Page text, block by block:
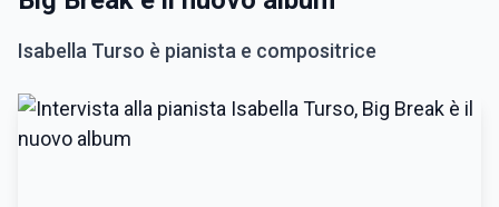
Isabella Turso è pianista e compositrice